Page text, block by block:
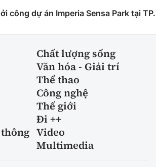
công dự án Imperia Sensa Park tại
Chất lượng sống
Văn hóa - Giải trí
Thể thao
Công nghệ
Thế giới
Đi ++
Video
Multimedia